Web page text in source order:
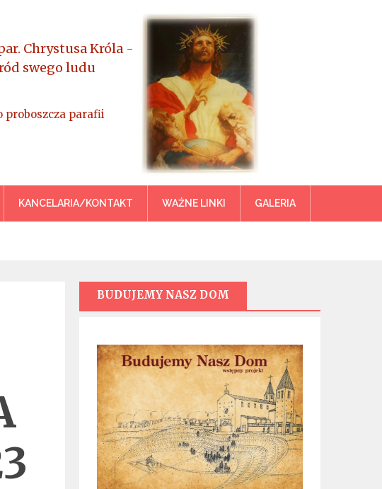
Mazowiecka
Chrystusa Króla -
swego ludu
proboszcza parafii
KANCELARIA/KONTAKT WAŻNE LINKI GALERIA
BUDUJEMY NASZ DOM